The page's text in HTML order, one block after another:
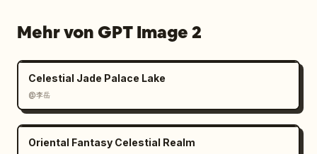
Mehr von GPT Image 2
Celestial Jade Palace Lake
@李岳
Oriental Fantasy Celestial Realm